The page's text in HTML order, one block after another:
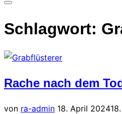
&
Navigation
umschalten
Schlagwort:
Rache nach dem
von ra-adminVeröffentlicht
18. April 2024